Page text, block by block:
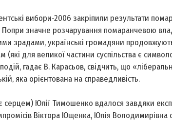
вибори-2006 закріпили результати
значне розчарування помаранчевою
зрадами, українські громадяни продовжують
для великої частини суспільства є
гадає В. Карасьов, свідчить, що
яка орієнтована на справедливість.
Юлії Тимошенко вдалося завдяки
Віктора Ющенка, Юлія Володимирівна